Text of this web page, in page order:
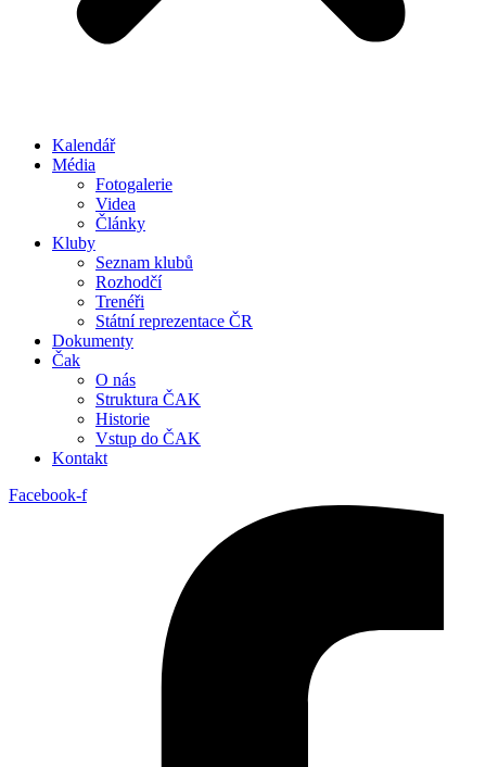
Kalendář
Média
Fotogalerie
Videa
Články
Kluby
Seznam klubů
Rozhodčí
Trenéři
Státní reprezentace ČR
Dokumenty
Čak
O nás
Struktura ČAK
Historie
Vstup do ČAK
Kontakt
Facebook-f